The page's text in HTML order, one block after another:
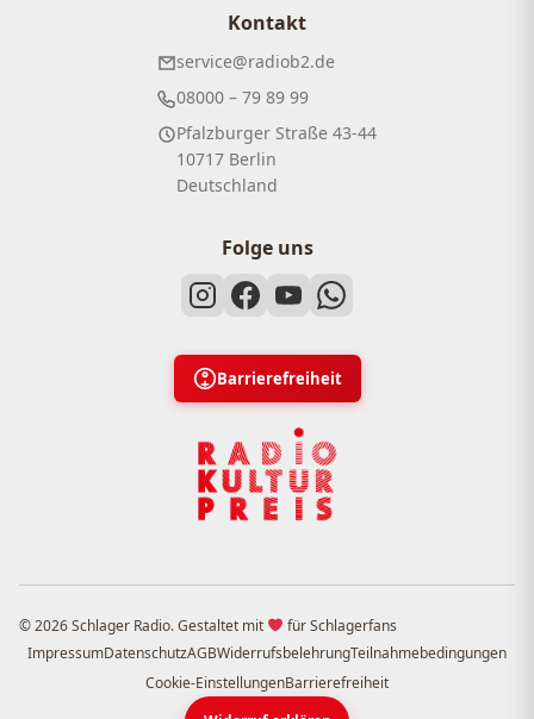
Kontakt
service@radiob2.de
08000 – 79 89 99
Pfalzburger Straße 43-44
10717 Berlin
Deutschland
Folge uns
Barrierefreiheit
© 2026 Schlager Radio. Gestaltet mit
für Schlagerfans
ImpressumDatenschutzAGBWiderrufsbelehrungTeilnahmebedingungen
Cookie-EinstellungenBarrierefreiheit